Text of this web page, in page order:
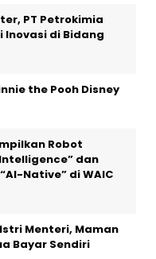
PT Petrokimia
di Bidang
the Pooh Disney
Robot
dan
Native” di WAIC
Menteri, Maman
Bayar Sendiri